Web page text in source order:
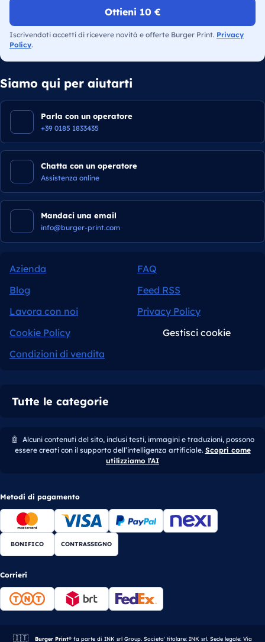
Ottieni 10 €
Iscrivendoti accetti di ricevere novità e offerte Burger Print. Privacy
Policy.
Siamo qui per aiutarti
Parla con un operatore
+39 0185 1833435
Chatta con un operatore
Assistenza online
Mandaci una email
info@burger-print.com
Azienda
FAQ
Blog
Feed RSS
Lavora con noi
Privacy Policy
Cookie Policy
Gestisci cookie
Condizioni di vendita
Tutte le categorie
🤖 Alcuni contenuti del sito, inclusi testi, immagini e traduzioni, possono
essere creati con il supporto dell’intelligenza artificiale. Scopri come
utilizziamo l’AI
Metodi di pagamento
BONIFICO CONTRASSEGNO
Corrieri
🇮🇹 Azienda italiana.
Burger Print® fa parte di INK srl Group. Societa' titolare: INK srl. Sede legale: Via